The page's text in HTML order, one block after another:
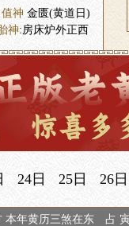
值神 金匮(黄道日)
神:房床炉外正西
24日 25日 26日
本年黄历三煞在东 占